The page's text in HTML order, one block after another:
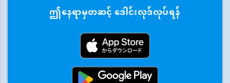
ဤနေရာမှတဆင့် ဒေါင်းလုဒ်လုပ်ရန်